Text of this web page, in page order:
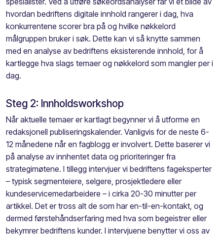
hvordan bedriftens digitale innhold rangerer i dag, hva
konkurrentene scorer bra på og hvilke nøkkelord
målgruppen bruker i søk. Dette kan vi så knytte sammen
med en analyse av bedriftens eksisterende innhold, for å
kartlegge hva slags temaer og nøkkelord som mangler per i
dag.
Steg 2: Innholdsworkshop
Når aktuelle temaer er kartlagt begynner vi å utforme en
redaksjonell publiseringskalender. Vanligvis for de neste 6-
12 månedene når en fagblogg er involvert. Dette baserer vi
på analyse av innhentet data og prioriteringer fra
strategimøtene. I tillegg intervjuer vi bedriftens fageksperter
– typisk segmenteiere, selgere, prosjektledere eller
kundeservicemedarbeidere – i cirka 20-30 minutter per
artikkel. Det er tross alt de som har en-til-en-kontakt, og
dermed førstehåndserfaring med hva som begeistrer eller
bekymrer bedriftens kunder. I intervjuene benytter vi oss av